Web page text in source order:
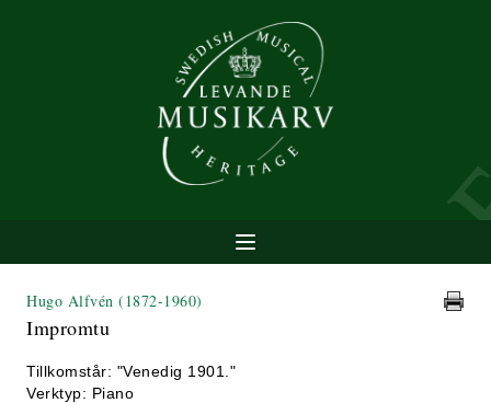
Hugo Alfvén (1872-1960)
Impromtu
Tillkomstår: "Venedig 1901."
Verktyp: Piano